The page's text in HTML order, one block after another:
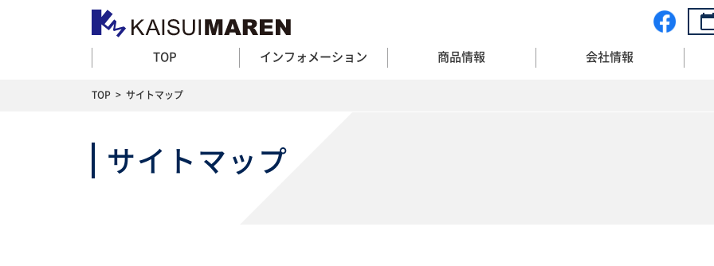
TOP インフォメーション 商品情報 会社情報
TOP > サイトマップ
サイトマップ